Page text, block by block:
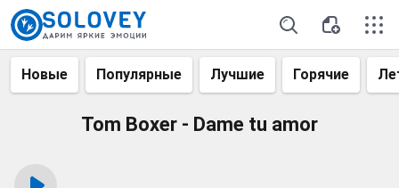
Новые Популярные Лучшие Горячие
Tom Boxer - Dame tu amor